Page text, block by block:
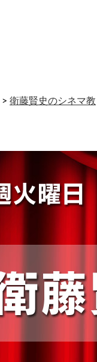
> 衛藤賢史のシネマ教